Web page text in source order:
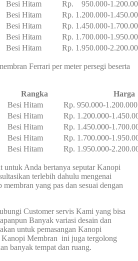
Besi Hitam
Rp. 950.000-
Besi Hitam
Rp. 1.200.000-
Besi Hitam
Rp. 1.450.000-
Besi Hitam
Rp. 1.700.000-
Besi Hitam Rp. 1.950.000-
Ferrari per meter persegi beserta
Rangka
Harga
Besi Hitam
Rp. 950.000-1.200.000
Besi Hitam
Rp. 1.200.000-
Besi Hitam
Rp. 1.450.000-
Besi Hitam
Rp. 1.700.000-
Besi Hitam Rp. 1.950.000-
untuk Anda bertanya seputar Kanopi
terlebih dahulu mengenai
membran yang pas dan sesuai dengan
Customer servis Kami yang bisa
Banyak variasi desain dan
untuk pemasangan Kanopi
Kanopi Membran ini juga tergolong
banyak tempat dan ruang.